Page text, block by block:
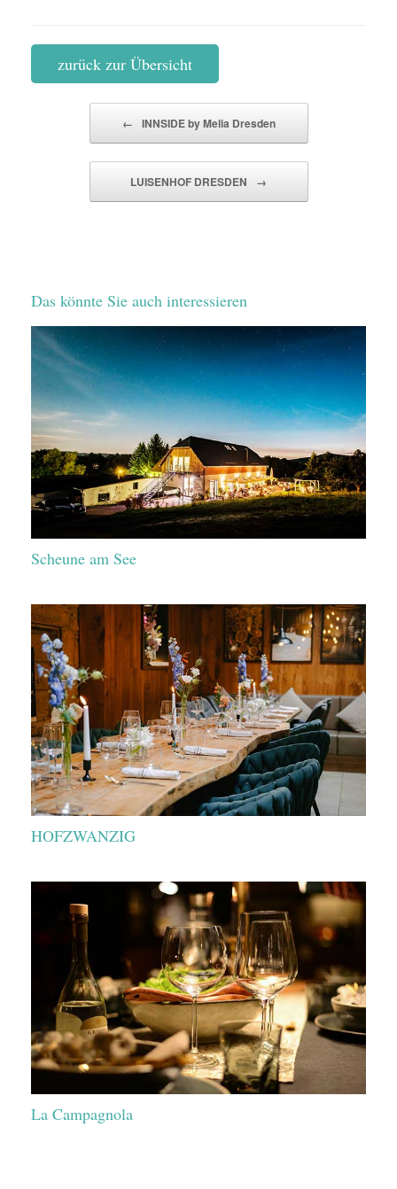
zurück zur Übersicht
← INNSIDE by Melia Dresden
LUISENHOF DRESDEN →
Das könnte Sie auch interessieren
Scheune am See
HOFZWANZIG
La Campagnola